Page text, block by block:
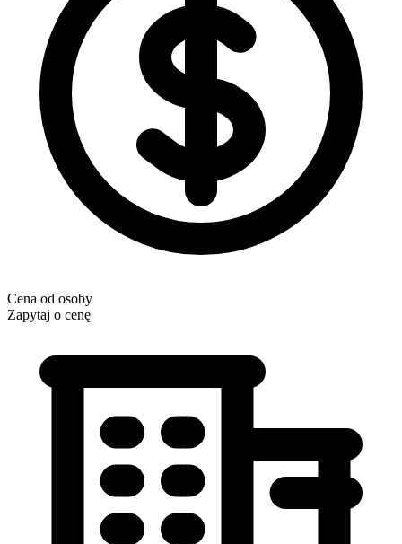
Cena od osoby
Zapytaj o cenę